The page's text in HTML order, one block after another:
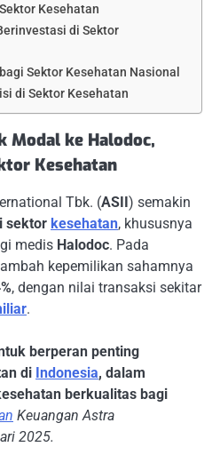
Kesehatan
di Sektor
Sektor Kesehatan Nasional
di Sektor Kesehatan
Modal ke Halodoc,
Kesehatan
Tbk. (ASII ) semakin
sektor kesehatan, khususnya
medis Halodoc. Pada
kepemilikan sahamnya
, dengan nilai transaksi sekitar
.
berperan penting
di Indonesia, dalam
berkualitas bagi
Keuangan Astra
2025.